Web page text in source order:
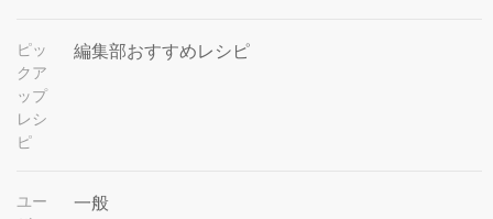
ピッ
クア
ップ
レシ
ピ
編集部おすすめレシピ
ユー
一般